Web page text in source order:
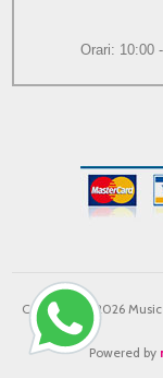
Orari: 10:00
Copyright © 2026
Powered by